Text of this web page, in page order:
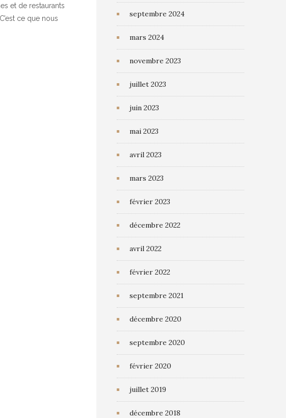
et de restaurants
ce que nous
septembre 2024
mars 2024
novembre 2023
juillet 2023
juin 2023
mai 2023
avril 2023
mars 2023
février 2023
décembre 2022
avril 2022
février 2022
septembre 2021
décembre 2020
septembre 2020
février 2020
juillet 2019
décembre 2018